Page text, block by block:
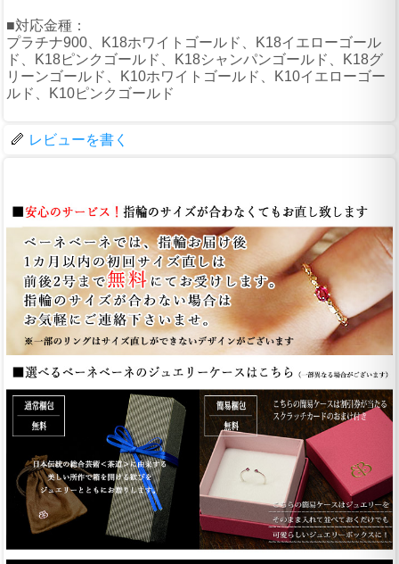
■対応金種：
プラチナ900、K18ホワイトゴールド、K18イエローゴール
ド、K18ピンクゴールド、K18シャンパンゴールド、K18グ
リーンゴールド、K10ホワイトゴールド、K10イエローゴー
ルド、K10ピンクゴールド
レビューを書く